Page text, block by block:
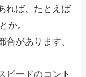
れば、たとえば
か。
があります、
ピードのコント